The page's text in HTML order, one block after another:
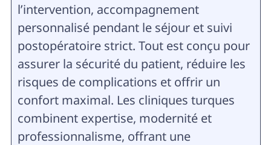
l’intervention, accompagnement
personnalisé pendant le séjour et suivi
postopératoire strict. Tout est conçu pour
assurer la sécurité du patient, réduire les
risques de complications et offrir un
confort maximal. Les cliniques turques
combinent expertise, modernité et
professionnalisme, offrant une